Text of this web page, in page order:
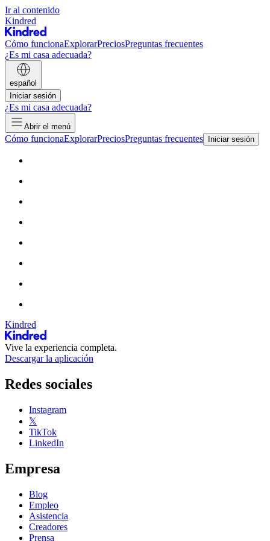
Ir al contenido
Kindred
Cómo funcionaExplorarPreciosPreguntas frecuentes
¿Es mi casa adecuada?
español
Iniciar sesión
¿Es mi casa adecuada?
Abrir el menú
Cómo funcionaExplorarPreciosPreguntas frecuentes Iniciar sesión
Kindred
Vive la experiencia completa.
Descargar la aplicación
Redes sociales
Instagram
𝕏
TikTok
LinkedIn
Empresa
Blog
Empleo
Asistencia
Creadores
Prensa